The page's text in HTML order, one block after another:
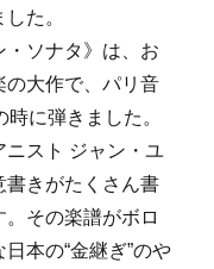
た。
・ソナタ》は、お
の大作で、パリ音
に弾きました。
ニスト ジャン・ユ
書きがたくさん書
その楽譜がボロ
本の“金継ぎ”のや